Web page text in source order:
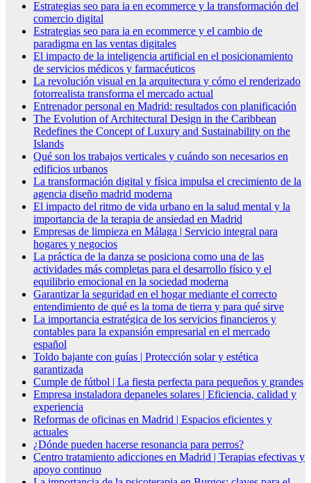
Estrategias seo para ia en ecommerce y la transformación del
comercio digital
Estrategias seo para ia en ecommerce y el cambio de
paradigma en las ventas digitales
El impacto de la inteligencia artificial en el posicionamiento
de servicios médicos y farmacéuticos
La revolución visual en la arquitectura y cómo el renderizado
fotorrealista transforma el mercado actual
Entrenador personal en Madrid: resultados con planificación
The Evolution of Architectural Design in the Caribbean
Redefines the Concept of Luxury and Sustainability on the
Islands
Qué son los trabajos verticales y cuándo son necesarios en
edificios urbanos
La transformación digital y física impulsa el crecimiento de la
agencia diseño madrid moderna
El impacto del ritmo de vida urbano en la salud mental y la
importancia de la terapia de ansiedad en Madrid
Empresas de limpieza en Málaga | Servicio integral para
hogares y negocios
La práctica de la danza se posiciona como una de las
actividades más completas para el desarrollo físico y el
equilibrio emocional en la sociedad moderna
Garantizar la seguridad en el hogar mediante el correcto
entendimiento de qué es la toma de tierra y para qué sirve
La importancia estratégica de los servicios financieros y
contables para la expansión empresarial en el mercado
español
Toldo bajante con guías | Protección solar y estética
garantizada
Cumple de fútbol | La fiesta perfecta para pequeños y grandes
Empresa instaladora depaneles solares | Eficiencia, calidad y
experiencia
Reformas de oficinas en Madrid | Espacios eficientes y
actuales
¿Dónde pueden hacerse resonancia para perros?
Centro tratamiento adicciones en Madrid | Terapias efectivas y
apoyo continuo